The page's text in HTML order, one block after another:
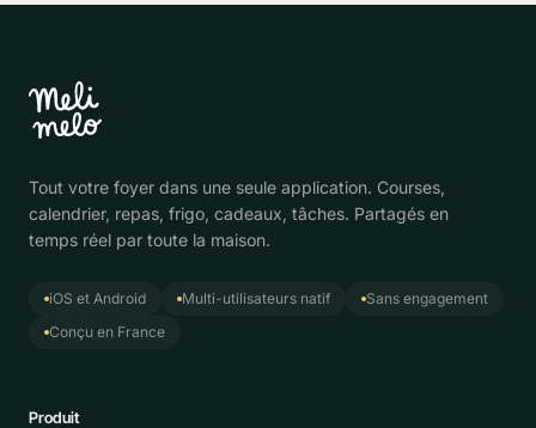
Tout votre foyer dans une seule application. Courses,
calendrier, repas, frigo, cadeaux, tâches. Partagés en
temps réel par toute la maison.
iOS et Android Multi-utilisateurs natif
Sans engagement
Conçu en France
Produit